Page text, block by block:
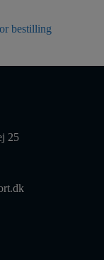
bestilling
25